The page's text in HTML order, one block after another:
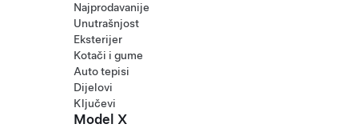
Najprodavanije
Unutrašnjost
Eksterijer
Kotači i gume
Auto tepisi
Dijelovi
Ključevi
Model X